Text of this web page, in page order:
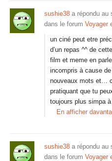
sushie38 a répondu au
dans le forum Voyager
un ciné peut etre
d’un repas ^^ de
film et meme en
incompris à cause
nouveaux mots et…
pratiquant que tu
toujours plus simpa
En afficher
sushie38 a répondu au
dans le forum Voyager